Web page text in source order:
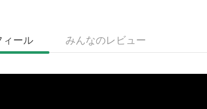
ール みんなのレビュー